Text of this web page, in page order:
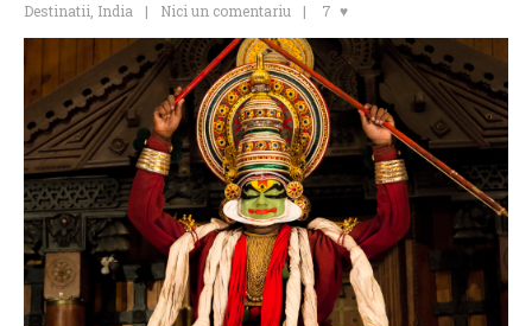
Destinatii India Nici un comentariu 7